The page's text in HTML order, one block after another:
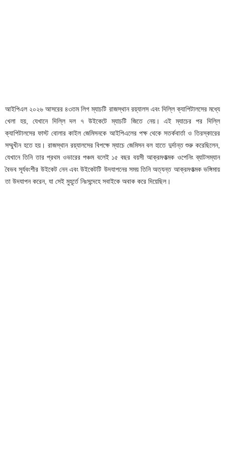
আইপিএল ২০২৬ আসরের ৪৩তম লিগ ম্যাচটি রাজস্থান রয়্যালস এবং দিল্লি ক্যাপিটালসের মধ্যে
খেলা হয়, যেখানে দিল্লি দল ৭ উইকেটে ম্যাচটি জিতে নেয়। এই ম্যাচের পর দিল্লি
ক্যাপিটালসের ফাস্ট বোলার কাইল জেমিসনকে আইপিএলের পক্ষ থেকে সতর্কবার্তা ও তিরস্কারের
সম্মুখীন হতে হয়। রাজস্থান রয়্যালসের বিপক্ষে ম্যাচে জেমিসন বল হাতে দুর্দান্ত শুরু করেছিলেন,
যেখানে তিনি তার প্রথম ওভারের পঞ্চম বলেই ১৫ বছর বয়সী আক্রমণাত্মক ওপেনিং ব্যাটসম্যান
বৈভব সূর্যবংশীর উইকেট নেন এবং উইকেটটি উদযাপনের সময় তিনি অত্যন্ত আক্রমণাত্মক ভঙ্গিমায়
তা উদযাপন করেন, যা সেই মুহূর্তে নিঃসন্দেহে সবাইকে অবাক করে দিয়েছিল।